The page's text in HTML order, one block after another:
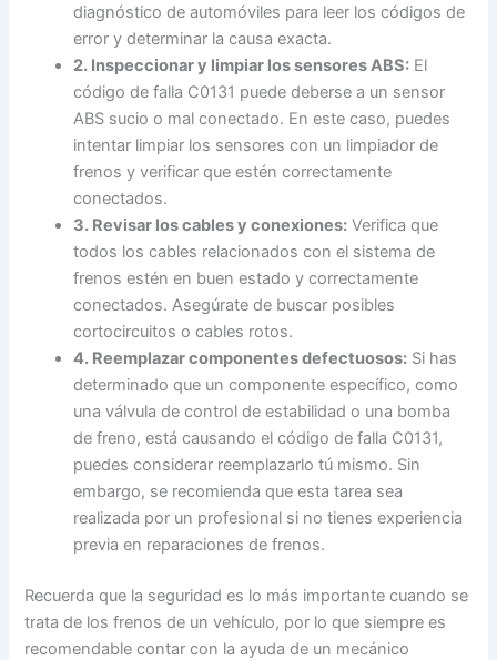
diagnóstico de automóviles para leer los códigos de
error y determinar la causa exacta.
2. Inspeccionar y limpiar los sensores ABS: El
código de falla C0131 puede deberse a un sensor
ABS sucio o mal conectado. En este caso, puedes
intentar limpiar los sensores con un limpiador de
frenos y verificar que estén correctamente
conectados.
3. Revisar los cables y conexiones: Verifica que
todos los cables relacionados con el sistema de
frenos estén en buen estado y correctamente
conectados. Asegúrate de buscar posibles
cortocircuitos o cables rotos.
4. Reemplazar componentes defectuosos: Si has
determinado que un componente específico, como
una válvula de control de estabilidad o una bomba
de freno, está causando el código de falla C0131,
puedes considerar reemplazarlo tú mismo. Sin
embargo, se recomienda que esta tarea sea
realizada por un profesional si no tienes experiencia
previa en reparaciones de frenos.
Recuerda que la seguridad es lo más importante cuando se
trata de los frenos de un vehículo, por lo que siempre es
recomendable contar con la ayuda de un mecánico